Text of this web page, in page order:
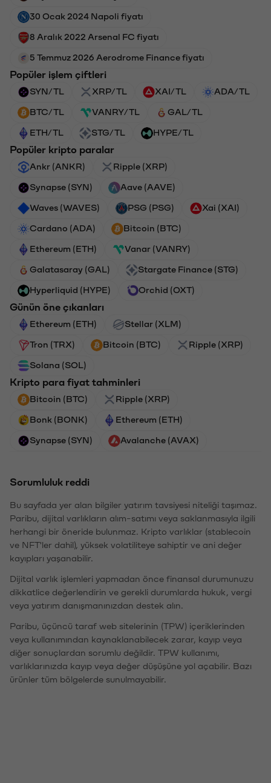
30 Ocak 2024 Napoli fiyatı
8 Aralık 2022 Arsenal FC fiyatı
5 Temmuz 2026 Aerodrome Finance fiyatı
Popüler işlem çiftleri
SYN/TL XRP/TL XAI/TL ADA/TL
BTC/TL VANRY/TL GAL/TL
ETH/TL STG/TL HYPE/TL
Popüler kripto paralar
Ankr (ANKR) Ripple (XRP)
Synapse (SYN) Aave (AAVE)
Waves (WAVES) PSG (PSG) Xai (XAI)
Cardano (ADA) Bitcoin (BTC)
Ethereum (ETH) Vanar (VANRY)
Galatasaray (GAL) Stargate Finance (STG)
Hyperliquid (HYPE) Orchid (OXT)
Günün öne çıkanları
Ethereum (ETH) Stellar (XLM)
Tron (TRX) Bitcoin (BTC) Ripple (XRP)
Solana (SOL)
Kripto para fiyat tahminleri
Bitcoin (BTC) Ripple (XRP)
Bonk (BONK) Ethereum (ETH)
Synapse (SYN) Avalanche (AVAX)
Sorumluluk reddi
Bu sayfada yer alan bilgiler yatırım tavsiyesi niteliği taşımaz.
Paribu, dijital varlıkların alım-satımı veya saklanmasıyla ilgili
herhangi bir öneride bulunmaz. Kripto varlıklar (stablecoin
ve NFT'ler dahil), yüksek volatiliteye sahiptir ve ani değer
kayıpları yaşanabilir.
Dijital varlık işlemleri yapmadan önce finansal durumunuzu
dikkatlice değerlendirin ve gerekli durumlarda hukuk, vergi
veya yatırım danışmanınızdan destek alın.
Paribu, üçüncü taraf web sitelerinin (TPW) içeriklerinden
veya kullanımından kaynaklanabilecek zarar, kayıp veya
diğer sonuçlardan sorumlu değildir. TPW kullanımı,
varlıklarınızda kayıp veya değer düşüşüne yol açabilir. Bazı
ürünler tüm bölgelerde sunulmayabilir.